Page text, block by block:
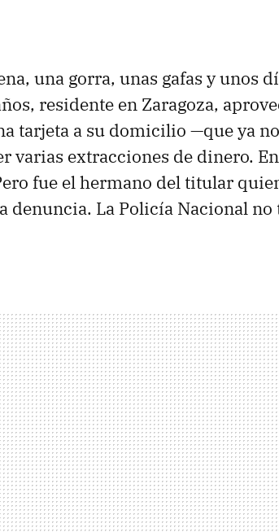
una gorra, unas gafas y unos
residente en Zaragoza,
tarjeta a su domicilio —que ya
varias extracciones de dinero.
fue el hermano del titular
denuncia. La Policía Nacional no